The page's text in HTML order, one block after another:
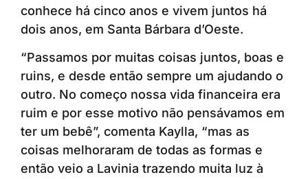
conhece há cinco anos e vivem juntos há
dois anos, em Santa Bárbara d’Oeste.
“Passamos por muitas coisas juntos, boas e
ruins, e desde então sempre um ajudando o
outro. No começo nossa vida financeira era
ruim e por esse motivo não pensávamos em
ter um bebê”, comenta Kaylla, “mas as
coisas melhoraram de todas as formas e
então veio a Lavinia trazendo muita luz à